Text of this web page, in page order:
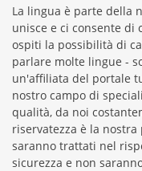
La lingua è parte della
unisce e ci consente di
ospiti la possibilità di
parlare molte lingue -
un'affiliata del portale
nostro campo di
qualità, da noi
riservatezza è la
saranno trattati nel
sicurezza e non